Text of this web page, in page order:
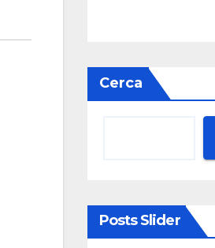
Cerca
Posts Slider